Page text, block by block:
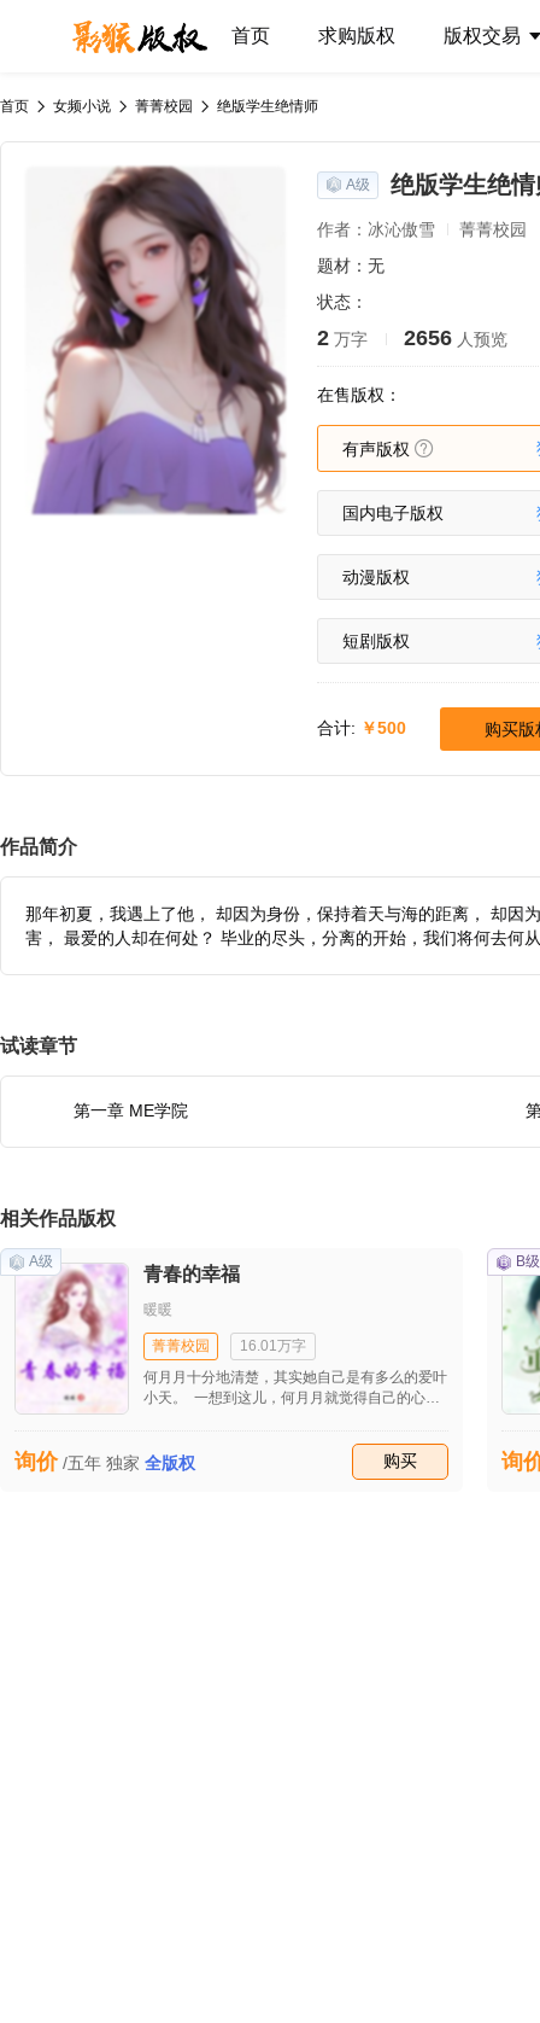
首页 求购版权 版权交易
首页 女频小说 菁菁校园 绝版学生绝情师
A级 绝版学生绝情
作者：冰沁傲雪
菁菁校园
题材：无
状态：
2 万字 2656 人预览
在售版权：
有声版权
国内电子版权
动漫版权
短剧版权
合计: 500 购买版
作品简介
那年初夏，我遇上了他， 却因为身份，保持着天与海的距离， 却因
害， 最爱的人却在何处？ 毕业的尽头，分离的开始，我们将何去何
试读章节
第一章 ME学院
相关作品版权
A级
青春的幸福
暖暖
菁菁校园
16.01万字
何月月十分地清楚，其实她自己是有多么的爱叶
小天。 一想到这儿，何月月就觉得自己的心
询价 /五年 独家 全版权 购买
B级
询